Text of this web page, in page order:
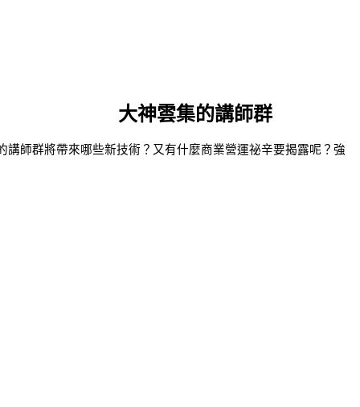
大神雲集的講師群
師群將帶來哪些新技術？又有什麼商業營運祕辛要揭露呢？強